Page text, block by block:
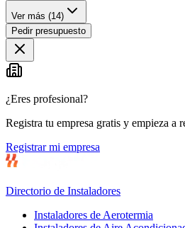
Ver más (14)
Pedir presupuesto
¿Eres profesional?
Registra tu empresa gratis y empieza a
Registrar mi empresa
Directorio de Instaladores
Instaladores de Aerotermia